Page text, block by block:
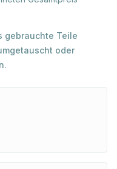
gebrauchte Teile
oder